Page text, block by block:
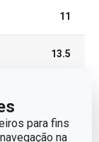
para fins
na
11
13.5